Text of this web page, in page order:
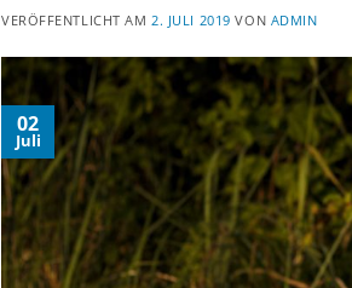
VERÖFFENTLICHT AM2. JULI 2019 VON ADMIN
02
Juli